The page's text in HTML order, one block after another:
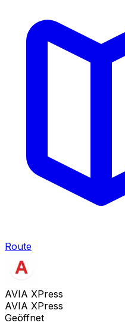
Route
AVIA XPress
AVIA XPress
Geöffnet